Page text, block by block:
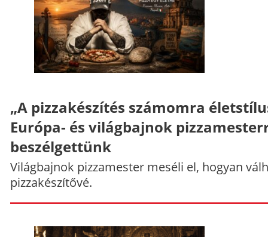
„A pizzakészítés számomra
Európa- és világbajnok
beszélgettünk
Világbajnok pizzamester meséli el, hogyan
pizzakészítővé.